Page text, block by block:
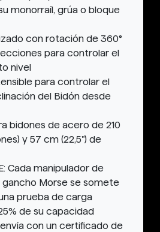
monorraíl, grúa o bloque
con rotación de 360°
para controlar el
nivel
para controlar el
del Bidón desde
bidones de acero de 210
y 57 cm (22,5") de
Cada manipulador de
gancho Morse se somete
prueba de carga
de su capacidad
con un certificado de